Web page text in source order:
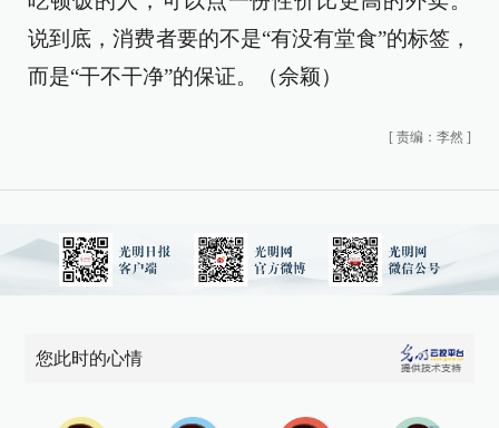
说到底，消费者要的不是“有没有堂食”的标签，
而是“干不干净”的保证。（佘颖）
[ 责编：李然 ]
您此时的心情